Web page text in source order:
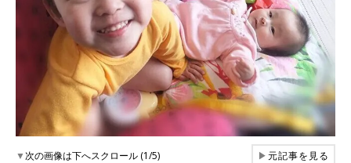
▼次の画像は下へスクロール (1/5) ▶元記事を見る